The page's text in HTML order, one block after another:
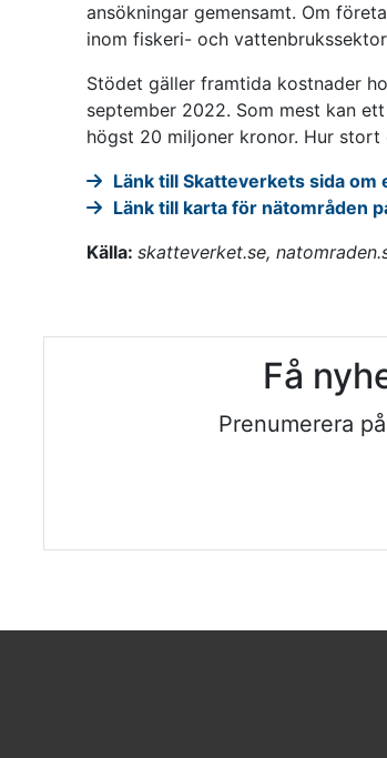
ansökningar gemensamt. Om
inom fiskeri- och
Stödet gäller framtida kostnader
september 2022. Som mest kan
högst 20 miljoner kronor. Hur
Länk till Skatteverkets sida om
Länk till karta för nätområden
Källa: skatteverket.se,
Få
Prenumerera